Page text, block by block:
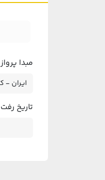
مبدا پرواز
تاریخ رفت